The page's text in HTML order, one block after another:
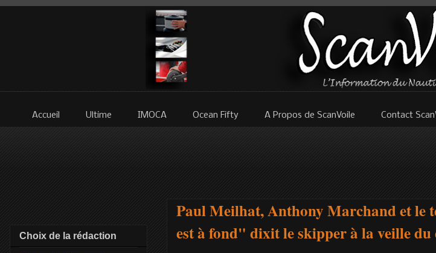
Accueil Ultime IMOCA Ocean Fifty A Propos de ScanVoile Contact
Paul Meilhat, Anthony Marchand et le
est à fond" dixit le skipper à la veille
Choix de la rédaction